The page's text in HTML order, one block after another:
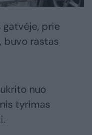
gatvėje, prie
buvo rastas
nuo
tyrimas